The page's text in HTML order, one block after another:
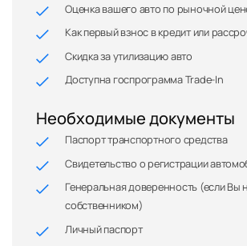
Оценка вашего авто по рыночной
Как первый взнос в кредит или
Скидка за утилизацию авто
Доступна госпрограмма Trade-In
Необходимые документы
Паспорт транспортного средства
Свидетельство о регистрации
Генеральная доверенность (если Вы
собственником)
Личный паспорт